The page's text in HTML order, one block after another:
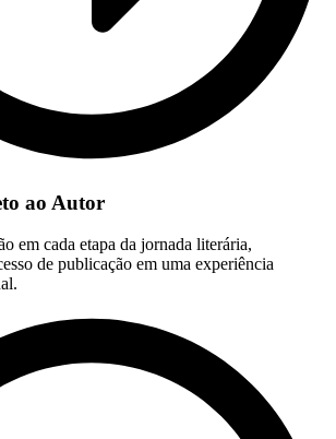
ao Autor
em cada etapa da jornada literária,
de publicação em uma experiência